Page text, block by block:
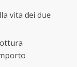
vita dei due